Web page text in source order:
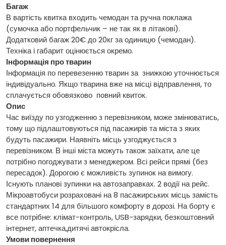
Багаж
В вартість квитка входить чемодан та ручна поклажа
(сумочка або портфельчик – не так як в літакові).
Додатковий багаж 20€ до 20кг за одиницю (чемодан).
Техніка і габарит оцінюється окремо.
Інформація про тварин
Інформація по перевезенню тварин за знижкою уточнюється
індивідуально. Якщо тварина вже на місці відправлення, то
сплачується обовязково повний квиток.
Опис
Час виїзду по узгодженню з перевізником, може змінюватись,
тому що підлаштовуються під пасажирів та міста з яких
будуть пасажири. Наявніть місць узгоджується з
перевізником. В інші міста можуть також заїхати, але це
потрібно погоджувати з менеджером. Всі рейси прямі (без
пересадок). Дорогою є можливість зупинок на вимогу.
Існують планові зупинки на автозаправках. 2 водії на рейс.
Мікроавтобуси розраховані на 8 пасажирських місць замість
стандартних 14 для більшого комфорту в дорозі. На борту є
все потрібне: клімат-контроль, USB-зарядки, безкоштовний
інтернет, аптечка,дитячі автокрісла.
Умови повернення